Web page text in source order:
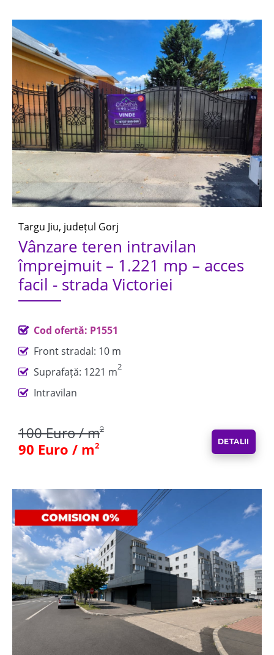
Targu Jiu, județul Gorj
Vânzare teren intravilan
împrejmuit – 1.221 mp – acces
facil - strada Victoriei
Cod ofertă: P1551
Front stradal: 10 m
Suprafață: 1221 m2
Intravilan
100 Euro / m2
90 Euro / m2 DETALII